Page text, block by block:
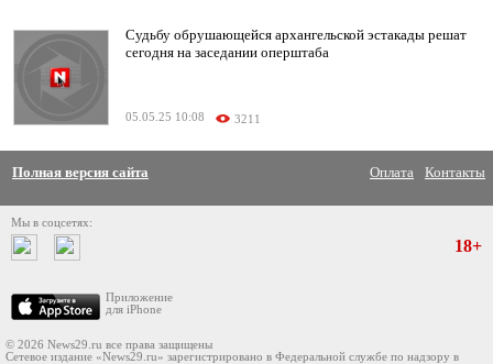
Судьбу обрушающейся архангельской эстакады решат
сегодня на заседании оперштаба
05.05.25 10:08 3211
Полная версия сайта Оплата Контакты
Мы в соцсетях:
Приложение
для iPhone
18+
© 2026 News29.ru все права защищены
Сетевое издание «News29.ru» зарегистрировано в Федеральной службе по надзору в